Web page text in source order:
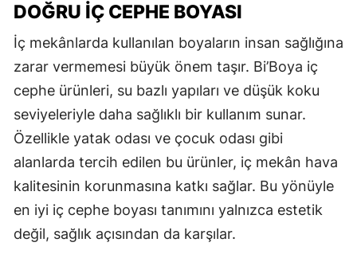
DOĞRU İÇ CEPHE BOYASI
İç mekânlarda kullanılan boyaların insan sağlığına
zarar vermemesi büyük önem taşır. Bi’Boya iç
cephe ürünleri, su bazlı yapıları ve düşük koku
seviyeleriyle daha sağlıklı bir kullanım sunar.
Özellikle yatak odası ve çocuk odası gibi
alanlarda tercih edilen bu ürünler, iç mekân hava
kalitesinin korunmasına katkı sağlar. Bu yönüyle
en iyi iç cephe boyası tanımını yalnızca estetik
değil, sağlık açısından da karşılar.